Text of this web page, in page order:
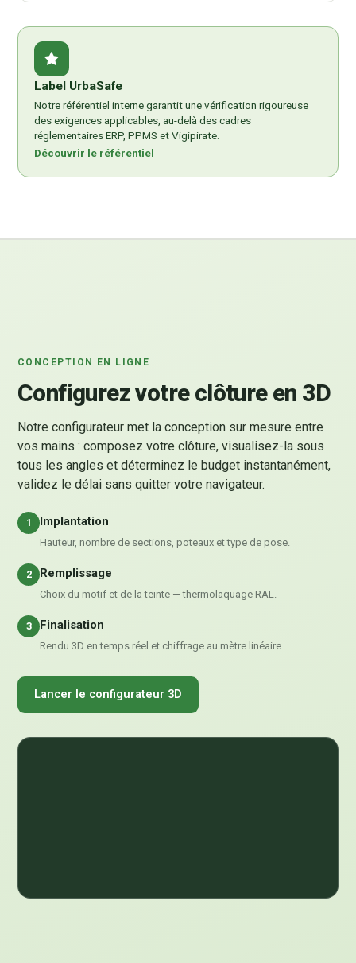
Label UrbaSafe
Notre référentiel interne garantit une vérification rigoureuse
des exigences applicables, au-delà des cadres
réglementaires ERP, PPMS et Vigipirate.
Découvrir le référentiel
CONCEPTION EN LIGNE
Configurez votre clôture en 3D
Notre configurateur met la conception sur mesure entre
vos mains : composez votre clôture, visualisez-la sous
tous les angles et déterminez le budget instantanément,
validez le délai sans quitter votre navigateur.
1 Implantation
Hauteur, nombre de sections, poteaux et type de pose.
2 Remplissage
Choix du motif et de la teinte — thermolaquage RAL.
3 Finalisation
Rendu 3D en temps réel et chiffrage au mètre linéaire.
Lancer le configurateur 3D